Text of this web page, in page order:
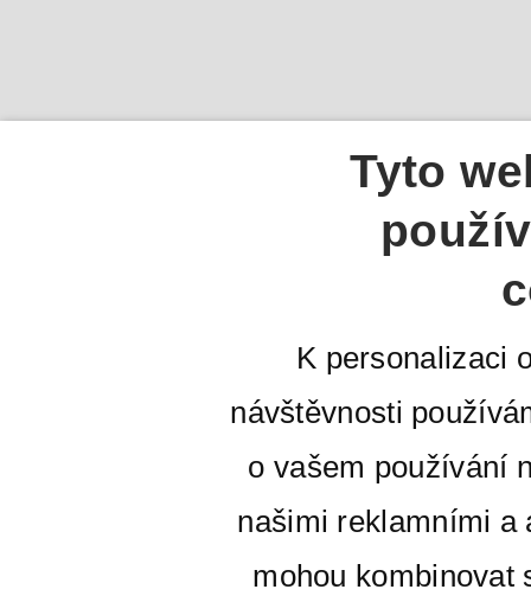
Tyto
K personalizaci
návštěvnosti
o vašem používání
našimi reklamními a
mohou kombinovat